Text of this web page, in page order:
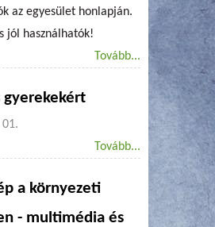
az egyesület honlapján.
jól használhatók!
Tovább...
gyerekekért
Tovább...
a környezeti
- multimédia és